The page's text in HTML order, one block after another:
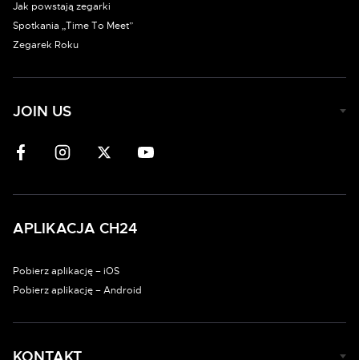
Jak powstają zegarki
Spotkania „Time To Meet”
Zegarek Roku
JOIN US
APLIKACJA CH24
Pobierz aplikację – iOS
Pobierz aplikację – Android